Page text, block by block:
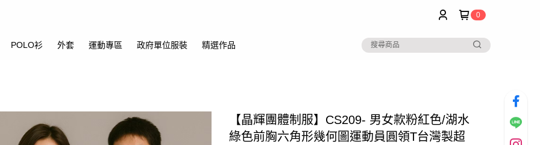
0
POLO衫 外套 運動專區 政府單位服裝 精選作品
【晶輝團體制服】CS209- 男女款粉紅色/湖水
綠色前胸六角形幾何圖運動員圓領T台灣製超